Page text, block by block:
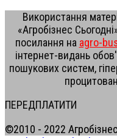
Використання
«Агробізнес
посилання на agro-
інтернет-видань
пошукових систем,
ПЕРЕДПЛАТИТИ
©2010 - 2022